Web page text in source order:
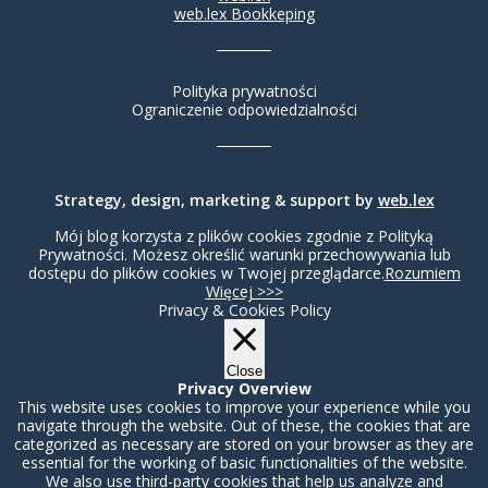
web.lex Bookkeping
Polityka prywatności
Ograniczenie odpowiedzialności
Strategy, design, marketing & support by web.lex
Mój blog korzysta z plików cookies zgodnie z Polityką
Prywatności. Możesz określić warunki przechowywania lub
dostępu do plików cookies w Twojej przeglądarce.Rozumiem
Więcej >>>
Privacy & Cookies Policy
Close
Privacy Overview
This website uses cookies to improve your experience while you
navigate through the website. Out of these, the cookies that are
categorized as necessary are stored on your browser as they are
essential for the working of basic functionalities of the website.
We also use third-party cookies that help us analyze and